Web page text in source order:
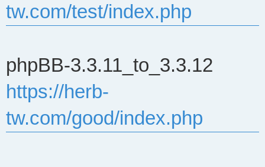
tw.com/test/index.php
phpBB-3.3.11_to_3.3.12
https://herb-
tw.com/good/index.php